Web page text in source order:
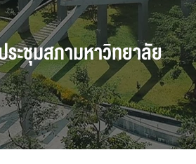
ระชุมสภามหาวิทยาลัย